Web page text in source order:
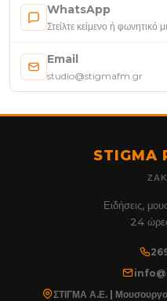
WhatsApp
Στείλτε κείμενο ή φωνητικό
Email
studio@stigmafm.gr
STIGMA
Ειδήσεις,
24
ΣΤΙΓΜΑ Α.Ε. |